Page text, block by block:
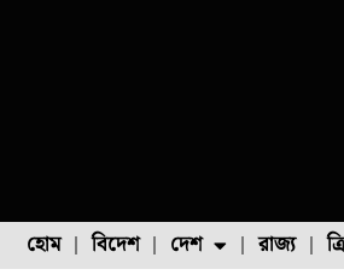
হোম বিদেশ দেশ রাজ্য